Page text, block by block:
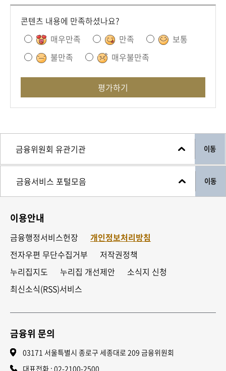
콘텐츠 내용에 만족하셨나요?
매우만족
만족
보통
불만족
매우불만족
평가하기
이동
이동
이용안내
금융행정서비스헌장
개인정보처리방침
전자우편 무단수집거부
저작권정책
누리집지도
누리집 개선제안
소식지 신청
최신소식(RSS)서비스
금융위 문의
03171 서울특별시 종로구 세종대로 209 금융위원회
대표전화 : 02-2100-2500